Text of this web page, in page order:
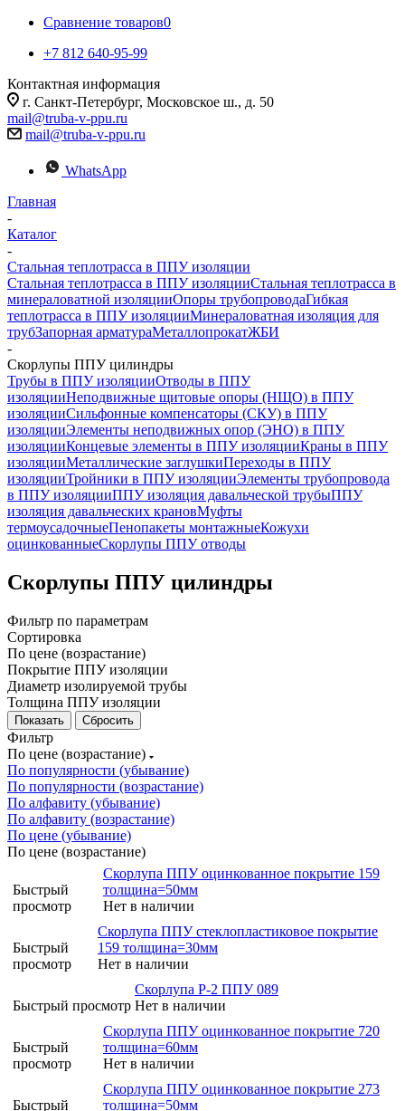
Сравнение товаров0
+7 812 640-95-99
Контактная информация
г. Санкт-Петербург, Московское ш., д. 50
mail@truba-v-ppu.ru
mail@truba-v-ppu.ru
WhatsApp
Главная
-
Каталог
-
Стальная теплотрасса в ППУ изоляции
Стальная теплотрасса в ППУ изоляцииСтальная теплотрасса в
минераловатной изоляцииОпоры трубопроводаГибкая
теплотрасса в ППУ изоляцииМинераловатная изоляция для
трубЗапорная арматураМеталлопрокатЖБИ
-
Скорлупы ППУ цилиндры
Трубы в ППУ изоляцииОтводы в ППУ
изоляцииНеподвижные щитовые опоры (НЩО) в ППУ
изоляцииCильфонные компенсаторы (СКУ) в ППУ
изоляцииЭлементы неподвижных опор (ЭНО) в ППУ
изоляцииКонцевые элементы в ППУ изоляцииКраны в ППУ
изоляцииМеталлические заглушкиПереходы в ППУ
изоляцииТройники в ППУ изоляцииЭлементы трубопровода
в ППУ изоляцииППУ изоляция давальческой трубыППУ
изоляция давальческих крановМуфты
термоусадочныеПенопакеты монтажныеКожухи
оцинкованныеСкорлупы ППУ отводы
Скорлупы ППУ цилиндры
Фильтр по параметрам
Сортировка
По цене (возрастание)
Покрытие ППУ изоляции
Диаметр изолируемой трубы
Толщина ППУ изоляции
Сбросить
Фильтр
По цене (возрастание)
По популярности (убывание)
По популярности (возрастание)
По алфавиту (убывание)
По алфавиту (возрастание)
По цене (убывание)
По цене (возрастание)
Быстрый
просмотр
Скорлупа ППУ оцинкованное покрытие 159
толщина=50мм
Нет в наличии
Быстрый
просмотр
Скорлупа ППУ стеклопластиковое покрытие
159 толщина=30мм
Нет в наличии
Быстрый просмотр
Скорлупа Р-2 ППУ 089
Нет в наличии
Быстрый
просмотр
Скорлупа ППУ оцинкованное покрытие 720
толщина=60мм
Нет в наличии
Быстрый
Скорлупа ППУ оцинкованное покрытие 273
толщина=50мм